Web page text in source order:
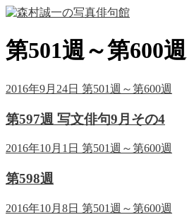
第501週～第600週
2016年9月24日 第501週～第600週
第597週 写文俳句9月その4
2016年10月1日 第501週～第600週
第598週
2016年10月8日 第501週～第600週